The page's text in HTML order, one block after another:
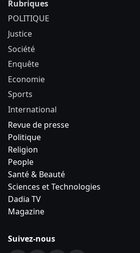
Rubriques
POLITIQUE
Justice
Société
Enquête
Economie
Sports
International
Revue de presse
Politique
Religion
People
Santé & Beauté
Sciences et Technologies
Dadia TV
Magazine
Suivez-nous